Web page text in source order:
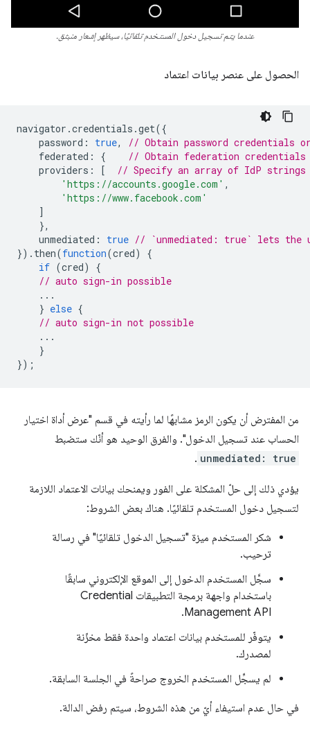
عندما يتم تسجيل دخول المستخدم تلقائيًا، سيظهر إشعار منبثق.
الحصول على عنصر بيانات اعتماد
navigator .credentials .get({
password : true,
// Obtain password credentials
federated : {
// Obtain federation
providers : [
// Specify an array of IdP strings
'https://accounts.google.com' ,
'https://www.facebook.com'
]
},
unmediated : true // `unmediated: true` lets the
}). then(function(cred)
{
if (cred)
{
// auto sign-in possible
...
} else {
// auto sign-in not possible
...
}
});
من المفترض أن يكون الرمز مشابهًا لما رأيته في قسم "عرض أداة اختيار
الحساب عند تسجيل الدخول". والفرق الوحيد هو أنّك ستضبط
unmediated: true
.
يؤدي ذلك إلى حلّ المشكلة على الفور ويمنحك بيانات الاعتماد اللازمة
لتسجيل دخول المستخدم تلقائيًا. هناك بعض الشروط:
شكر المستخدم ميزة "تسجيل الدخول تلقائيًا" في رسالة
ترحيب.
سجَّل المستخدم الدخول إلى الموقع الإلكتروني سابقًا
باستخدام واجهة برمجة التطبيقات Credential
Management API.
يتوفّر للمستخدم بيانات اعتماد واحدة فقط مخزّنة
لمصدرك.
لم يسجِّل المستخدم الخروج صراحةً في الجلسة السابقة.
في حال عدم استيفاء أيّ من هذه الشروط، سيتم رفض الدالة.